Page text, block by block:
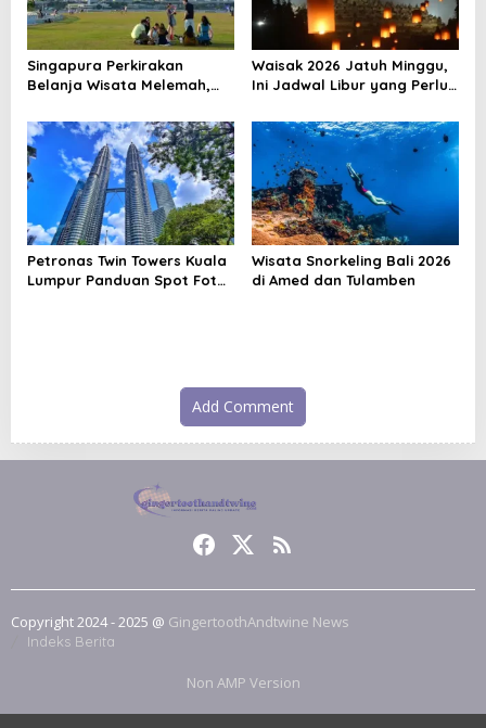
Singapura Perkirakan
Belanja Wisata Melemah,
Waisak 2026 Jatuh Minggu,
Ini Jadwal Libur yang Perlu
Petronas Twin Towers Kuala
Lumpur Panduan Spot Foto
Wisata Snorkeling Bali 2026
di Amed dan Tulamben
Add Comment
Copyright 2024 - 2025 @ GingertoothAndtwine News
Indeks Berita
Non AMP Version